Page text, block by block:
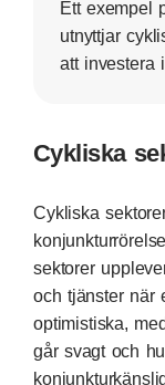
Ett exempel
utnyttjar
att investera
Cykliska
Cykliska
sektorer
och tjänster när
optimistiska,
går svagt och